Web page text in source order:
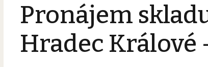
Pronájem
Hradec Králové